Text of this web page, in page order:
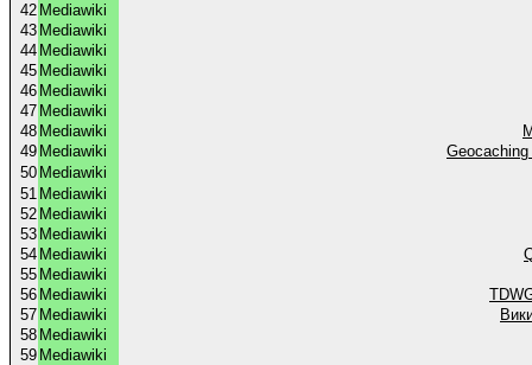
42 Mediawiki
43 Mediawiki
44 Mediawiki
45 Mediawiki
46 Mediawiki
47 Mediawiki
48 Mediawiki
49 Mediawiki
50 Mediawiki
51 Mediawiki
52 Mediawiki
53 Mediawiki
54 Mediawiki
55 Mediawiki
56 Mediawiki
57 Mediawiki
58 Mediawiki
59 Mediawiki